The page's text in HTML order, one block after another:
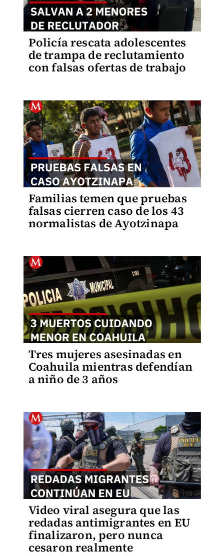
Policía rescata adolescentes
de trampa de reclutamiento
con falsas ofertas de trabajo
Familias temen que pruebas
falsas cierren caso de los 43
normalistas de Ayotzinapa
Tres mujeres asesinadas en
Coahuila mientras defendían
a niño de 3 años
Video viral asegura que las
redadas antimigrantes en EU
finalizaron, pero nunca
cesaron realmente